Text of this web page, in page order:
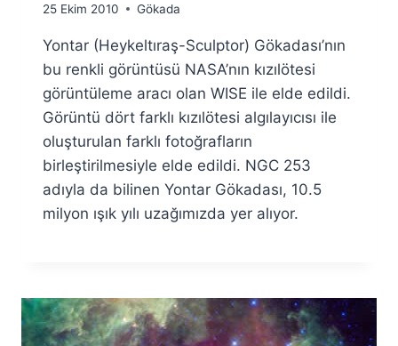
By
Fuat
Özyar
25 Ekim 2010 Gökada
Yontar (Heykeltıraş-Sculptor) Gökadası’nın
bu renkli görüntüsü NASA’nın kızılötesi
görüntüleme aracı olan WISE ile elde edildi.
Görüntü dört farklı kızılötesi algılayıcısı ile
oluşturulan farklı fotoğrafların
birleştirilmesiyle elde edildi. NGC 253
adıyla da bilinen Yontar Gökadası, 10.5
milyon ışık yılı uzağımızda yer alıyor.